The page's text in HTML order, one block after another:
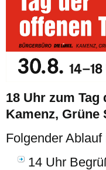
18 Uhr zum
Kamenz, Grüne
Folgender
14 Uhr